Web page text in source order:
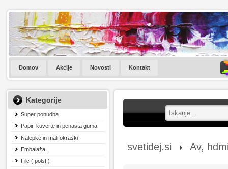
Domov Akcije Novosti Kontakt
Kategorije
Super ponudba
Papir, kuverte in penasta guma
Nalepke in mali okraski
Embalaža
Filc ( polst )
svetidej.si Av,